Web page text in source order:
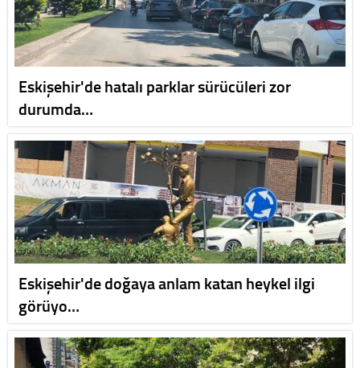
Eskişehir'de hatalı parklar sürücüleri zor
durumda…
Eskişehir'de doğaya anlam katan heykel ilgi
görüyo…